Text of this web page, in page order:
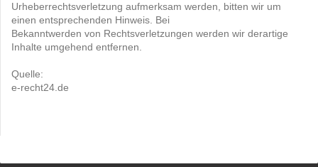
Urheberrechtsverletzung aufmerksam werden, bitten wir um
einen entsprechenden Hinweis. Bei
Bekanntwerden von Rechtsverletzungen werden wir derartige
Inhalte umgehend entfernen.
Quelle:
e-recht24.de